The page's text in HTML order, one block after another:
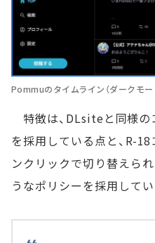
Pommuのタイムライン（ダークモー
特徴は、DLsiteと同様の
を採用している点と、R-
ンクリックで切り替えら
うなポリシーを採用してい